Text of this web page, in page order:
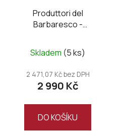
Produttori del
Barbaresco -
"Don Fiorino" DOCG
2016
Skladem (5 ks)
2 471,07 Kč bez DPH
2 990 Kč
DO KOŠÍKU